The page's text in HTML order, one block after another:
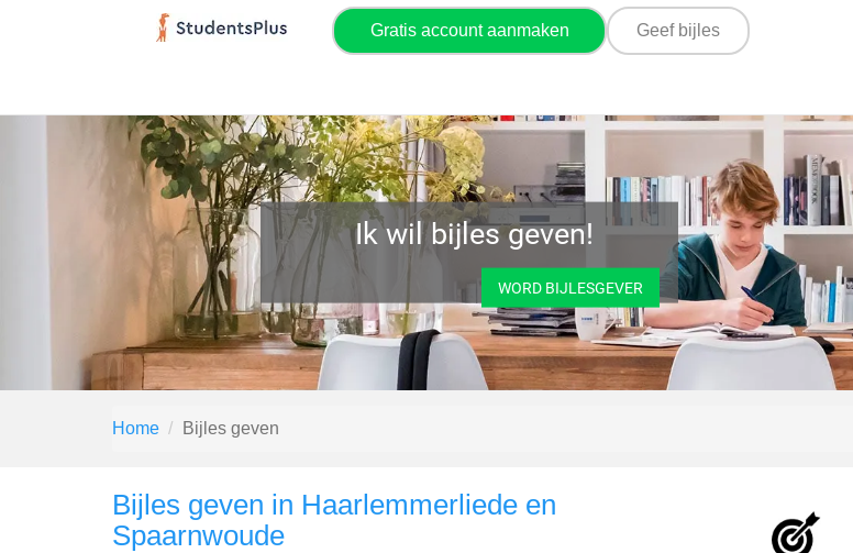
Gratis account aanmaken Geef bijles
Ik wil bijles geven!
WORD BIJLESGEVER
Home Bijles geven
Bijles geven in Haarlemmerliede en
Spaarnwoude